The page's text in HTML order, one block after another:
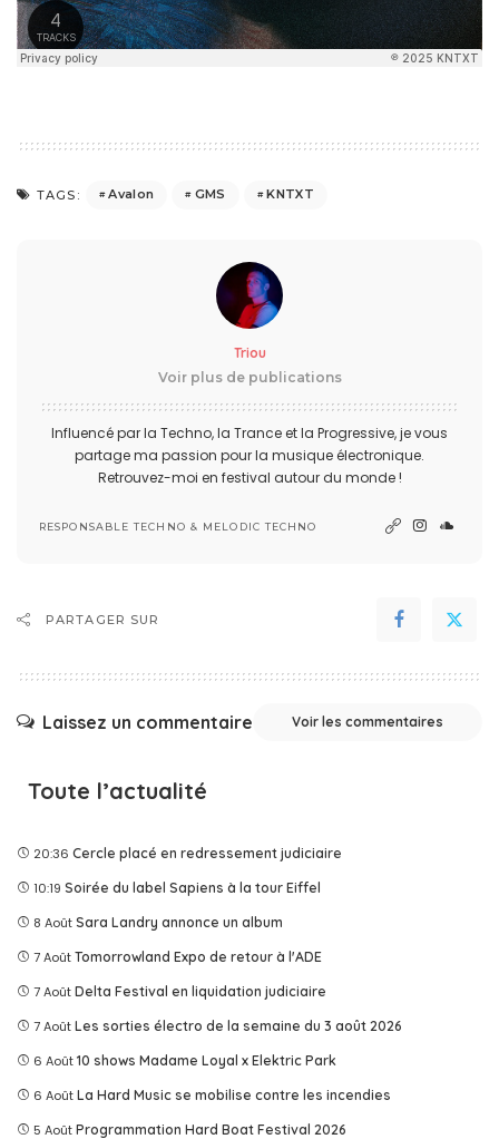
TAGS: Avalon GMS KNTXT
Triou
Voir plus de publications
Influencé par la Techno, la Trance et la Progressive, je vous
partage ma passion pour la musique électronique.
Retrouvez-moi en festival autour du monde !
RESPONSABLE TECHNO & MELODIC TECHNO
PARTAGER SUR
Laissez un commentaire Voir les commentaires
Toute l’actualité
20:36 Cercle placé en redressement judiciaire
10:19 Soirée du label Sapiens à la tour Eiffel
8 Août Sara Landry annonce un album
7 Août Tomorrowland Expo de retour à l'ADE
7 Août Delta Festival en liquidation judiciaire
7 Août Les sorties électro de la semaine du 3 août 2026
6 Août 10 shows Madame Loyal x Elektric Park
6 Août La Hard Music se mobilise contre les incendies
5 Août Programmation Hard Boat Festival 2026